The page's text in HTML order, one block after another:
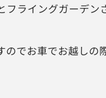
フライングガーデン
のでお車でお越しの